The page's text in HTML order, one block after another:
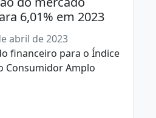
6,01% em 2023
abril de 2023
financeiro para o Índice
Consumidor Amplo